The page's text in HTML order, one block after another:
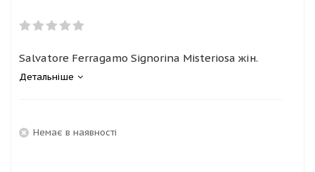
Salvatore Ferragamo Signorina Misteriosa жін.
Детальніше
Немає в наявності